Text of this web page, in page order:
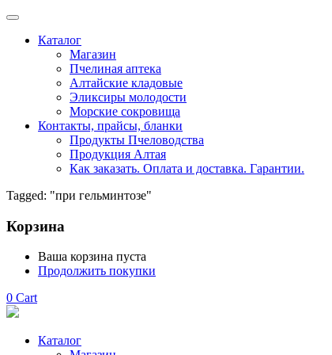
Каталог
Магазин
Пчелиная аптека
Алтайские кладовые
Эликсиры молодости
Морские сокровища
Контакты, прайсы, бланки
Продукты Пчеловодства
Продукция Алтая
Как заказать. Оплата и доставка. Гарантии.
Tagged: "при гельминтозе"
Корзина
Ваша корзина пуста
Продолжить покупки
0 Cart
Каталог